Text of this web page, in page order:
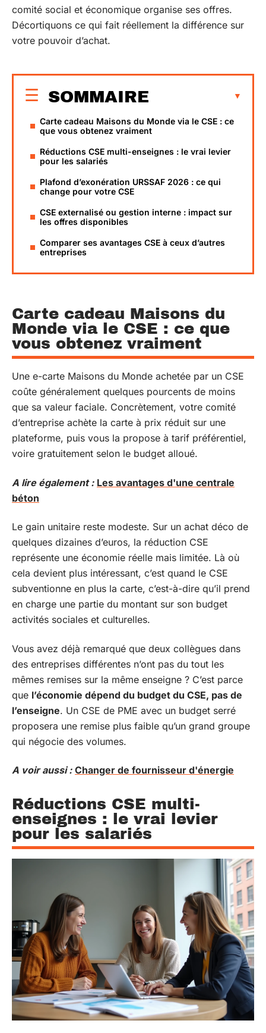
comité social et économique organise ses offres.
Décortiquons ce qui fait réellement la différence sur
votre pouvoir d’achat.
SOMMAIRE
Carte cadeau Maisons du Monde via le CSE : ce
que vous obtenez vraiment
Réductions CSE multi-enseignes : le vrai levier
pour les salariés
Plafond d’exonération URSSAF 2026 : ce qui
change pour votre CSE
CSE externalisé ou gestion interne : impact sur
les offres disponibles
Comparer ses avantages CSE à ceux d’autres
entreprises
Carte cadeau Maisons du
Monde via le CSE : ce que
vous obtenez vraiment
Une e-carte Maisons du Monde achetée par un CSE
coûte généralement quelques pourcents de moins
que sa valeur faciale. Concrètement, votre comité
d’entreprise achète la carte à prix réduit sur une
plateforme, puis vous la propose à tarif préférentiel,
voire gratuitement selon le budget alloué.
A lire également : Les avantages d'une centrale
béton
Le gain unitaire reste modeste. Sur un achat déco de
quelques dizaines d’euros, la réduction CSE
représente une économie réelle mais limitée. Là où
cela devient plus intéressant, c’est quand le CSE
subventionne en plus la carte, c’est-à-dire qu’il prend
en charge une partie du montant sur son budget
activités sociales et culturelles.
Vous avez déjà remarqué que deux collègues dans
des entreprises différentes n’ont pas du tout les
mêmes remises sur la même enseigne ? C’est parce
que l’économie dépend du budget du CSE, pas de
l’enseigne. Un CSE de PME avec un budget serré
proposera une remise plus faible qu’un grand groupe
qui négocie des volumes.
A voir aussi : Changer de fournisseur d'énergie
Réductions CSE multi-
enseignes : le vrai levier
pour les salariés